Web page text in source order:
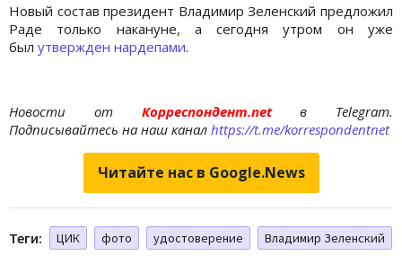
Новый состав президент Владимир Зеленский предложил
Раде только накануне, а сегодня утром он уже
был утвержден нардепами.
Новости отКорреспондент.netв Telegram.
Подписывайтесь на наш канал https://t.me/korrespondentnet
Читайте нас в Google.News
Теги: ЦИК фото удостоверение Владимир Зеленский